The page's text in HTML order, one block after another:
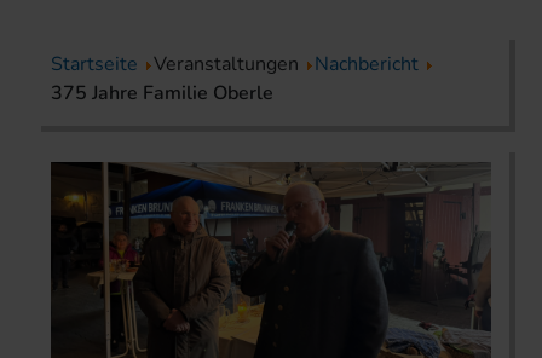
Startseite Veranstaltungen
Nachbericht
375 Jahre Familie Oberle